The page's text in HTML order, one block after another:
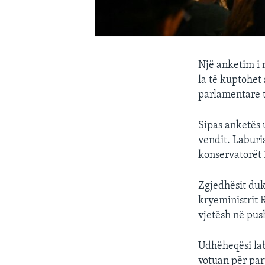
Një anketim i
la të kuptohet
parlamentare
Sipas
vendit.
konservatorët
Zgjedhësit
kryeministrit
vjetësh në
Udhëheqësi
votuan për